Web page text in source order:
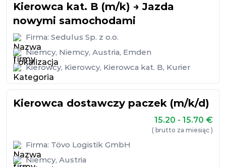
Kierowca kat. B (m/k) → Jazda
nowymi samochodami
Firma: Sedulus Sp. z o.o.
Niemcy, Niemcy, Austria, Emden
Kierowcy, Kierowcy, Kierowca kat. B, Kurier
Kierowca dostawczy paczek (m/k/d)
15.20 - 15.70 €
( brutto za miesiąc )
Firma: Tövo Logistik GmbH
Niemcy, Austria